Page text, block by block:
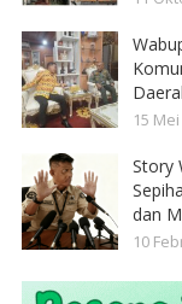
15
Story
dan
10